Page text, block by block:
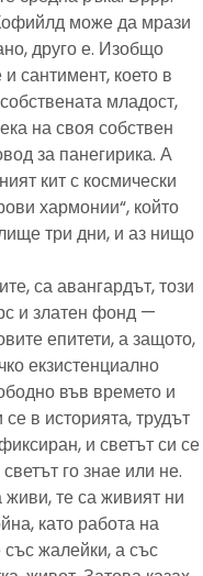
може да мрази
друго е. Изобщо
сантимент, което в
младост,
на своя собствен
за панегирика. А
кит с космически
хармонии“, който
три дни, и аз нищо
са авангардът, този
и златен фонд —
епитети, а защото,
екзистенциално
във времето и
в историята, трудът
и светът си се
го знае или не.
те са живият ни
като работа на
жалейки, а със